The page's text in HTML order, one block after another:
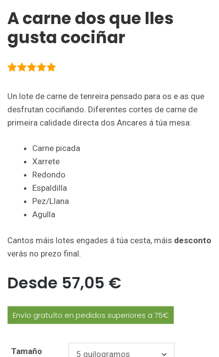
A carne dos que lles
gusta cociñar
Un lote de carne de tenreira pensado para os e as que
desfrutan cociñando. Diferentes cortes de carne de
primeira calidade directa dos Ancares á túa mesa:
Carne picada
Xarrete
Redondo
Espaldilla
Pez/Llana
Agulla
Cantos máis lotes engades á túa cesta, máis desconto
verás no prezo final.
Desde 57,05 €
Envío gratuíto en pedidos superiores a 75€
Tamaño